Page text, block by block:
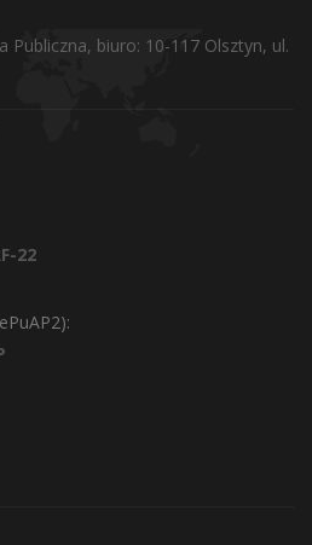
Publiczna, biuro: 10-117 Olsztyn, ul.
22